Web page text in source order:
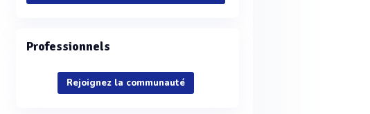
Professionnels
Rejoignez la communauté